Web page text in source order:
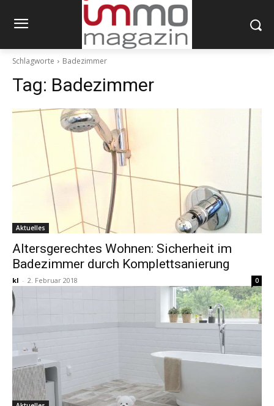
Schlagworte Badezimmer
Tag: Badezimmer
Aktuelles
Altersgerechtes Wohnen: Sicherheit im
Badezimmer durch Komplettsanierung
kl - 2. Februar 2018 0